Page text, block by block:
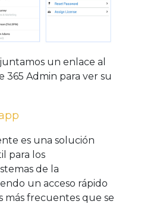
un enlace al
365 Admin para ver su
es una solución
para los
de la
un acceso rápido
más frecuentes que se